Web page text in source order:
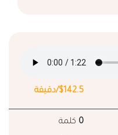
$142.5/دقيقة
0 كلمة